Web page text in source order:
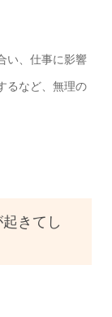
い、仕事に影響
るなど、無理の
きてし